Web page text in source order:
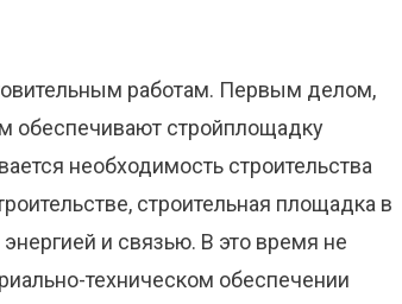
работам. Первым делом,
обеспечивают стройплощадку
необходимость строительства
строительная площадка в
и связью. В это время не
техническом обеспечении